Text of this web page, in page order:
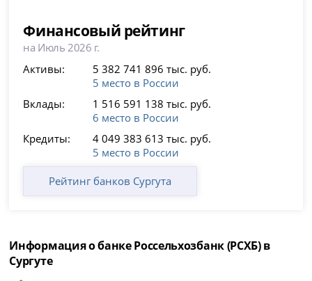
Финансовый рейтинг
на Июль 2026 г.
Активы:
5 382 741 896 тыс. руб.
5 место в России
Вклады:
1 516 591 138 тыс. руб.
6 место в России
Кредиты:
4 049 383 613 тыс. руб.
5 место в России
Рейтинг банков Сургута
Информация о банке Россельхозбанк (РСХБ) в
Сургуте